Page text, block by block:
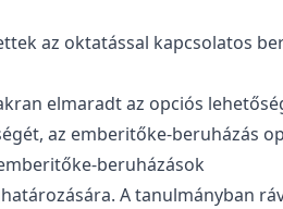
az oktatással kapcsolatos
elmaradt az opciós
az emberitőke-beruházás
beruházások
A tanulmányban